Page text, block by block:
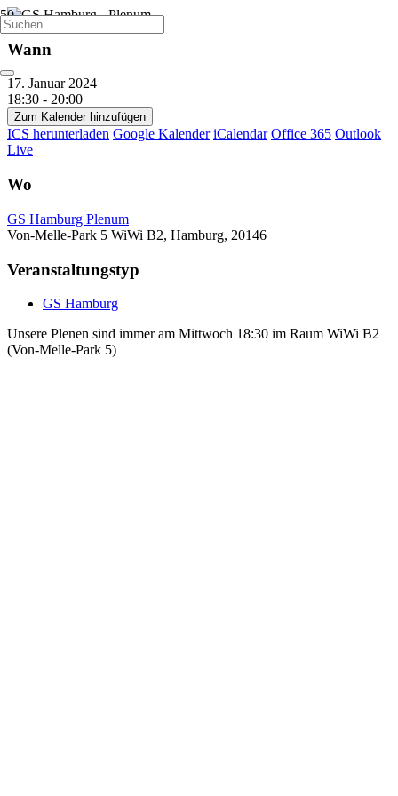
Wann
17. Januar 2024
18:30 - 20:00
Zum Kalender hinzufügen
ICS herunterladen Google Kalender iCalendar Office 365 Outlook
Live
Wo
GS Hamburg Plenum
Von-Melle-Park 5 WiWi B2, Hamburg, 20146
Veranstaltungstyp
GS Hamburg
Unsere Plenen sind immer am Mittwoch 18:30 im Raum WiWi B2
(Von-Melle-Park 5)